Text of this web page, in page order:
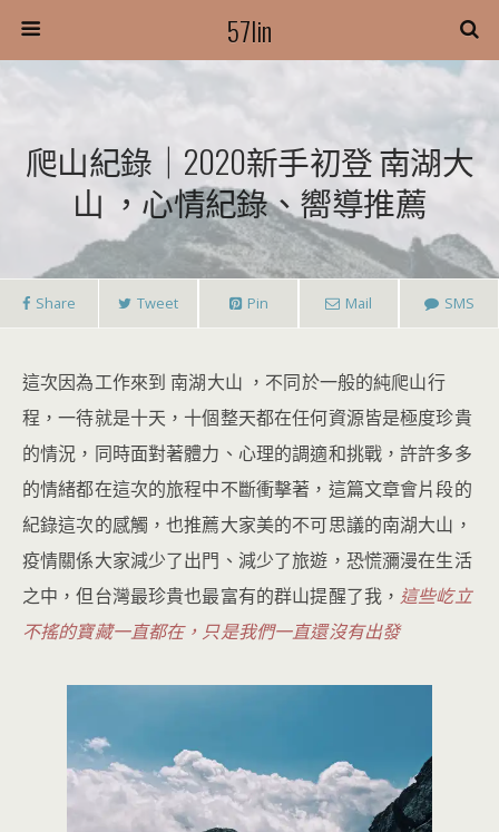
57lin
爬山紀錄｜2020新手初登 南湖大
山 ，心情紀錄、嚮導推薦
Share Tweet Pin Mail SMS
這次因為工作來到 南湖大山 ，不同於一般的純爬山行
程，一待就是十天，十個整天都在任何資源皆是極度珍貴
的情況，同時面對著體力、心理的調適和挑戰，許許多多
的情緒都在這次的旅程中不斷衝擊著，這篇文章會片段的
紀錄這次的感觸，也推薦大家美的不可思議的南湖大山，
疫情關係大家減少了出門、減少了旅遊，恐慌瀰漫在生活
之中，但台灣最珍貴也最富有的群山提醒了我， 這些屹立
不搖的寶藏一直都在，只是我們一直還沒有出發